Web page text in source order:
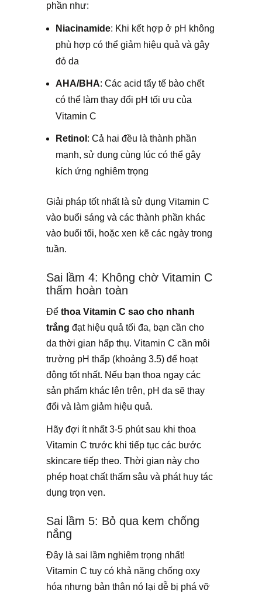
phần như:
Niacinamide: Khi kết hợp ở pH không
phù hợp có thể giảm hiệu quả và gây
đỏ da
AHA/BHA: Các acid tẩy tế bào chết
có thể làm thay đổi pH tối ưu của
Vitamin C
Retinol : Cả hai đều là thành phần
mạnh, sử dụng cùng lúc có thể gây
kích ứng nghiêm trọng
Giải pháp tốt nhất là sử dụng Vitamin C
vào buổi sáng và các thành phần khác
vào buổi tối, hoặc xen kẽ các ngày trong
tuần.
Sai lầm 4: Không chờ Vitamin C
thấm hoàn toàn
Để thoa Vitamin C sao cho nhanh
trắng đạt hiệu quả tối đa, bạn cần cho
da thời gian hấp thụ. Vitamin C cần môi
trường pH thấp (khoảng 3.5) để hoạt
động tốt nhất. Nếu bạn thoa ngay các
sản phẩm khác lên trên, pH da sẽ thay
đổi và làm giảm hiệu quả.
Hãy đợi ít nhất 3-5 phút sau khi thoa
Vitamin C trước khi tiếp tục các bước
skincare tiếp theo. Thời gian này cho
phép hoạt chất thấm sâu và phát huy tác
dụng trọn vẹn.
Sai lầm 5: Bỏ qua kem chống
nắng
Đây là sai lầm nghiêm trọng nhất!
Vitamin C tuy có khả năng chống oxy
hóa nhưng bản thân nó lại dễ bị phá vỡ